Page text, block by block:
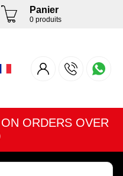
Panier
0 produits
ORDERS OVER